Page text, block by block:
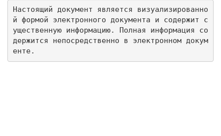
Настоящий документ является визуализированно
й формой электронного документа и содержит с
ущественную информацию. Полная информация со
держится непосредственно в электронном докум
енте.